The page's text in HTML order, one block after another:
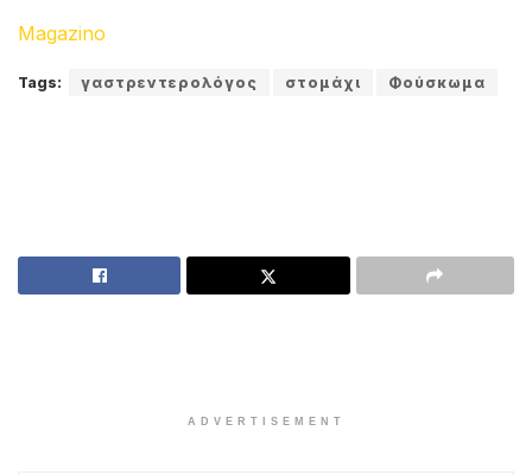
Magazino
Tags: γαστρεντερολόγος στομάχι Φούσκωμα
ADVERTISEMENT